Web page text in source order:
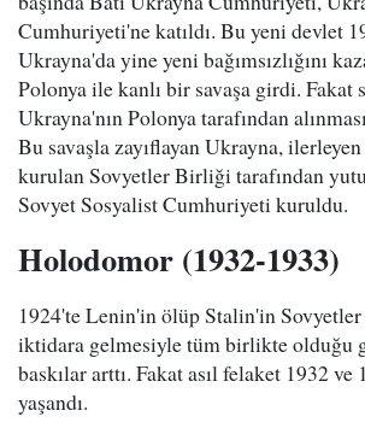
Cumhuriyeti'ne katıldı. Bu yeni devlet
Ukrayna'da yine yeni bağımsızlığını
Polonya ile kanlı bir savaşa girdi. Fakat
Ukrayna'nın Polonya tarafından
Bu savaşla zayıflayan Ukrayna,
kurulan Sovyetler Birliği tarafından
Sovyet Sosyalist Cumhuriyeti kuruldu.
Holodomor (1932-1933)
1924'te Lenin'in ölüp Stalin'in
iktidara gelmesiyle tüm birlikte olduğu
baskılar arttı. Fakat asıl felaket 1932 ve
yaşandı.